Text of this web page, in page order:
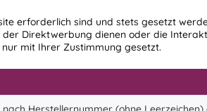
erforderlich sind und stets gesetzt
der Direktwerbung dienen oder die
mit Ihrer Zustimmung gesetzt.